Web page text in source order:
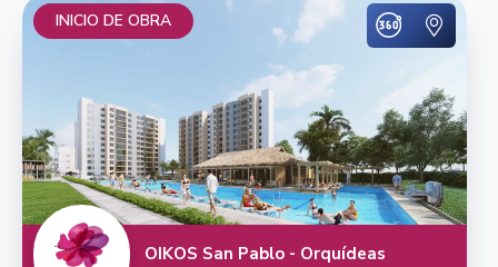
INICIO DE OBRA
OIKOS San Pablo - Orquídeas